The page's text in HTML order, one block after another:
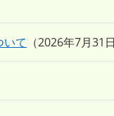
て 2026年7月31